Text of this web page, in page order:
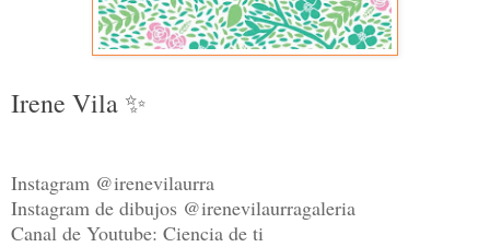
Irene Vila ✨
Instagram @irenevilaurra
Instagram de dibujos @irenevilaurragaleria
Canal de Youtube: Ciencia de ti